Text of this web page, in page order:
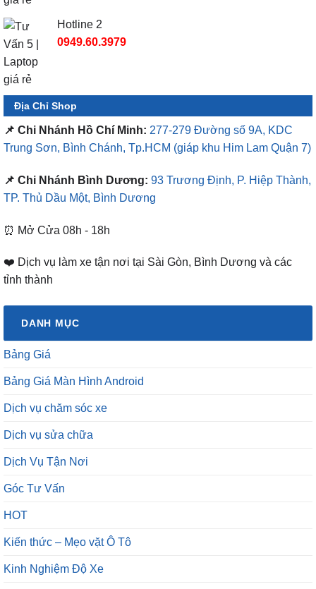
Hotline 2
0949.60.3979
Địa Chỉ Shop
📌 Chi Nhánh Hồ Chí Minh: 277-279 Đường số 9A, KDC
Trung Sơn, Bình Chánh, Tp.HCM (giáp khu Him Lam Quận 7)
📌 Chi Nhánh Bình Dương: 93 Trương Định, P. Hiệp Thành,
TP. Thủ Dầu Một, Bình Dương
⏰ Mở Cửa 08h - 18h
❤️ Dịch vụ làm xe tận nơi tại Sài Gòn, Bình Dương và các
tỉnh thành
DANH MỤC
Bảng Giá
Bảng Giá Màn Hình Android
Dịch vụ chăm sóc xe
Dịch vụ sửa chữa
Dịch Vụ Tận Nơi
Góc Tư Vấn
HOT
Kiến thức – Mẹo vặt Ô Tô
Kinh Nghiệm Độ Xe